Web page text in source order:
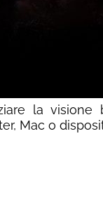
la visione
Mac o